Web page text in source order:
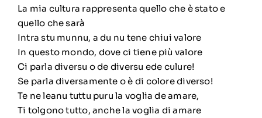
La mia cultura rappresenta quello che è stato e
quello che sarà
Intra stu munnu, a du nu tene chiui valore
In questo mondo, dove ci tiene più valore
Ci parla diversu o de diversu ede culure!
Se parla diversamente o è di colore diverso!
Te ne leanu tuttu puru la voglia de amare,
Ti tolgono tutto, anche la voglia di amare